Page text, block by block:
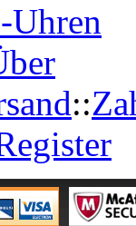
Uhren
::